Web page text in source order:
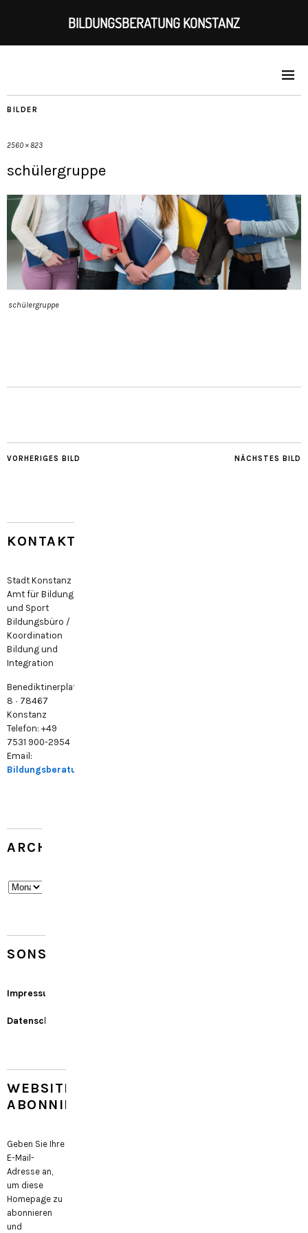
BILDER
2560 × 823
schülergruppe
schülergruppe
NÄCHSTES BILD
VORHERIGES BILD
KONTAKT
Stadt Konstanz
Amt für Bildung
und Sport
Bildungsbüro /
Koordination
Bildung und
Integration
Benediktinerplatz
8 · 78467
Konstanz
Telefon: +49
7531 900-2954
Email:
Bildungsberatung@konstanz.de
ARCHIV
Archiv
SONSTIGES
Impressum
Datenschutz
WEBSITE
ABONNIEREN
Geben Sie Ihre
E-Mail-
Adresse an,
um diese
Homepage zu
abonnieren
und
BILDUNGSBERATUNG KONSTANZ